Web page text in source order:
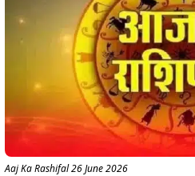
Aaj Ka Rashifal 26 June 2026